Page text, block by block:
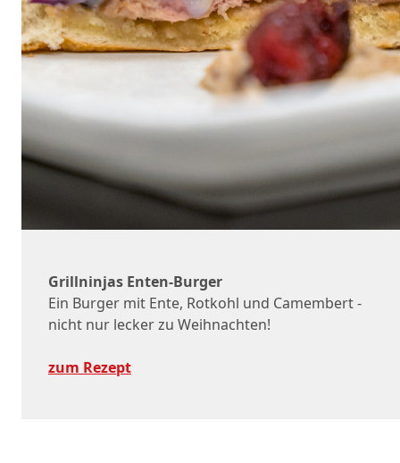
Grillninjas Enten-Burger
Ein Burger mit Ente, Rotkohl und Camembert -
nicht nur lecker zu Weihnachten!
zum Rezept